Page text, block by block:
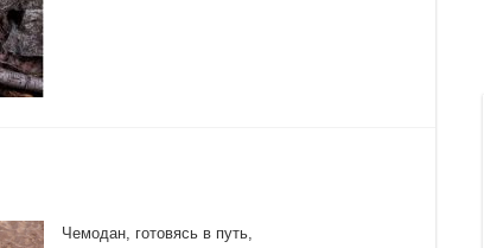
Чемодан, готовясь в путь,